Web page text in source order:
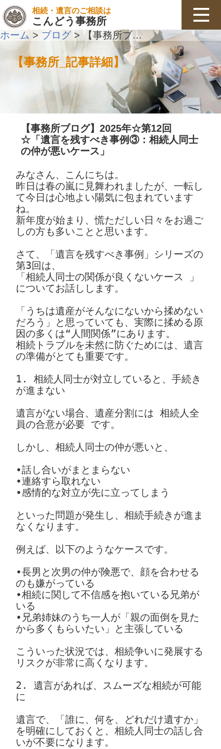
相続・遺言のご相談は
こんどう事務所
ホーム > ブログ > 【事務所ブログ】2025年☆第12回☆「遺言を残すべき事例③：相続人同士の仲が悪いケース」
【事務所_記事詳細】
【事務所ブログ】2025年☆第12回
☆「遺言を残すべき事例③：相続人同士
の仲が悪いケース」
みなさん、こんにちは。
昨日は春の嵐に見舞われましたが、一転し
て今日は心地よい陽気に包まれています
ね。
新年度が始まり、慌ただしい日々をお過ご
しの方も多いことと思います。
さて、「遺言を残すべき事例」シリーズの
第3回は、
「相続人同士の関係が良くないケース 」
についてお話しします。
「うちは遺産がそんなにないから揉めない
だろう」と思っていても、実際に揉める原
因の多くは“人間関係”にあります。
相続トラブルを未然に防ぐためには、遺言
の準備がとても重要です。
1. 相続人同士が対立していると、手続き
が進まない
遺言がない場合、遺産分割には 相続人全
員の合意が必要 です。
しかし、相続人同士の仲が悪いと、
•話し合いがまとまらない
•連絡すら取れない
•感情的な対立が先に立ってしまう
といった問題が発生し、相続手続きが進ま
なくなります。
例えば、以下のようなケースです。
•長男と次男の仲が険悪で、顔を合わせる
のも嫌がっている
•相続に関して不信感を抱いている兄弟が
いる
•兄弟姉妹のうち一人が「親の面倒を見た
から多くもらいたい」と主張している
こういった状況では、相続争いに発展する
リスクが非常に高くなります。
2. 遺言があれば、スムーズな相続が可能
に
遺言で、「誰に、何を、どれだけ遺すか」
を明確にしておくと、相続人同士の話し合
いが不要になります。